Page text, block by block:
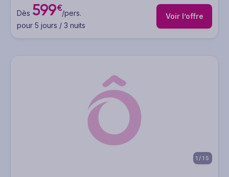
Dès 599€/pers.
pour 5 jours / 3 nuits
Voir l’offre
1/15